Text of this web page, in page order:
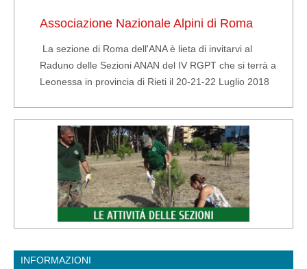
Associazione Nazionale Alpini di Roma
La sezione di Roma dell'ANA è lieta di invitarvi al
Raduno delle Sezioni ANAN del IV RGPT che si terrà a
Leonessa in provincia di Rieti il 20-21-22 Luglio 2018
INFORMAZIONI